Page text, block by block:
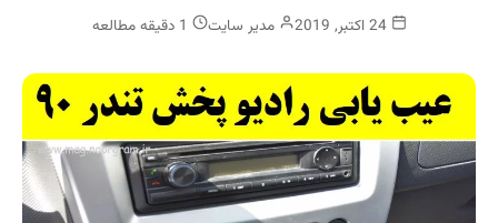
24 اکتبر, 2019 مدیر سایت